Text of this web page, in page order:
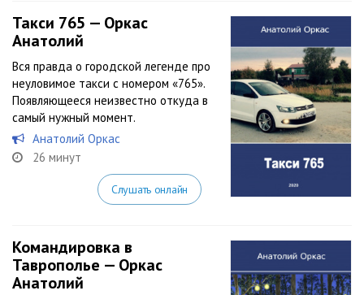
Такси 765 — Оркас
Анатолий
Вся правда о городской легенде про
неуловимое такси с номером «765».
Появляющееся неизвестно откуда в
самый нужный момент.
Анатолий Оркас
26 минут
Слушать онлайн
Командировка в
Таврополье — Оркас
Анатолий